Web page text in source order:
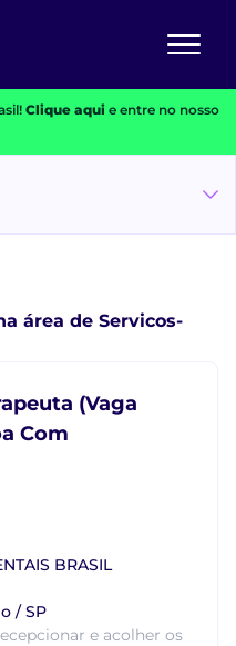
Clique aquie entre no nosso
área de Servicos-
(Vaga
Com
BRASIL
/ SP
e acolher os